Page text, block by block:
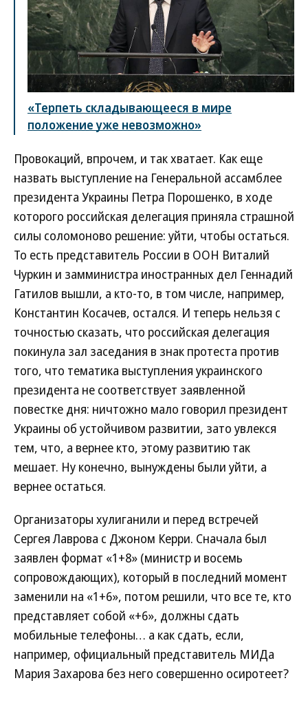
«Терпеть складывающееся в мире
положение уже невозможно»
Провокаций, впрочем, и так хватает. Как еще
назвать выступление на Генеральной ассамблее
президента Украины Петра Порошенко, в ходе
которого российская делегация приняла страшной
силы соломоново решение: уйти, чтобы остаться.
То есть представитель России в ООН Виталий
Чуркин и замминистра иностранных дел Геннадий
Гатилов вышли, а кто-то, в том числе, например,
Константин Косачев, остался. И теперь нельзя с
точностью сказать, что российская делегация
покинула зал заседания в знак протеста против
того, что тематика выступления украинского
президента не соответствует заявленной
повестке дня: ничтожно мало говорил президент
Украины об устойчивом развитии, зато увлекся
тем, что, а вернее кто, этому развитию так
мешает. Ну конечно, вынуждены были уйти, а
вернее остаться.
Организаторы хулиганили и перед встречей
Сергея Лаврова с Джоном Керри. Сначала был
заявлен формат «1+8» (министр и восемь
сопровождающих), который в последний момент
заменили на «1+6», потом решили, что все те, кто
представляет собой «+6», должны сдать
мобильные телефоны… а как сдать, если,
например, официальный представитель МИДа
Мария Захарова без него совершенно осиротеет?